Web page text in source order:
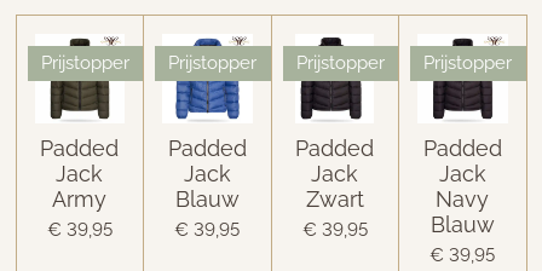
Prijstopper
Padded
Jack
Army
€ 39,95
Prijstopper
Padded
Jack
Blauw
€ 39,95
Prijstopper
Padded
Jack
Zwart
€ 39,95
Prijstopper
Padded
Jack
Navy
Blauw
€ 39,95